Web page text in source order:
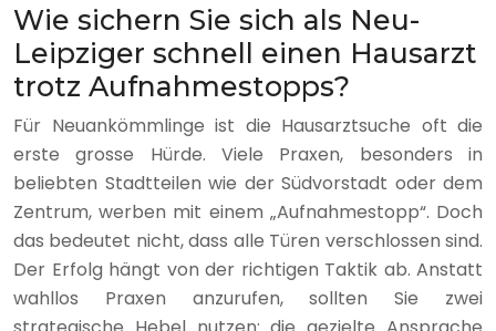
Wie sichern Sie sich als Neu-
Leipziger schnell einen Hausarzt
trotz Aufnahmestopps?
Für Neuankömmlinge ist die Hausarztsuche oft die
erste grosse Hürde. Viele Praxen, besonders in
beliebten Stadtteilen wie der Südvorstadt oder dem
Zentrum, werben mit einem „Aufnahmestopp“. Doch
das bedeutet nicht, dass alle Türen verschlossen sind.
Der Erfolg hängt von der richtigen Taktik ab. Anstatt
wahllos Praxen anzurufen, sollten Sie zwei